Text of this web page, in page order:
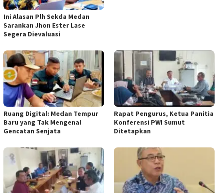
Ini Alasan Plh Sekda Medan
Sarankan Jhon Ester Lase
Segera Dievaluasi
Ruang Digital: Medan Tempur
Baru yang Tak Mengenal
Gencatan Senjata
Rapat Pengurus, Ketua Panitia
Konferensi PWI Sumut
Ditetapkan